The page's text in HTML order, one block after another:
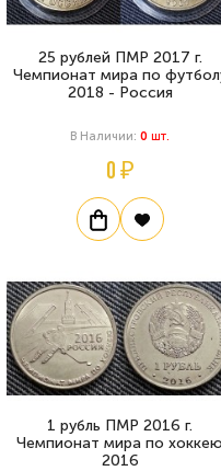
25 рублей ПМР 2017 г.
Чемпионат мира по
2018 - Россия
В Наличии: 0 Шт.
0 ₽
1 рубль ПМР 2016 г.
Чемпионат мира по хоккею
2016